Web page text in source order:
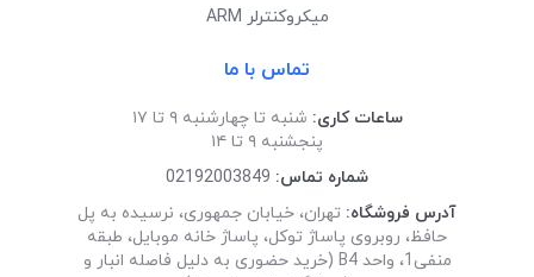
میکروکنترلر ARM
تماس با ما
ساعات کاری: شنبه تا چهارشنبه ۹ تا ۱۷
پنجشنبه ۹ تا ۱۴
شماره تماس: 02192003849
آدرس فروشگاه: تهران، خیابان جمهوری، نرسیده به پل
حافظ، روبروی پاساژ توکل، پاساژ خانه موبایل، طبقه
منفی1، واحد B4 (خرید حضوری به دلیل فاصله انبار و